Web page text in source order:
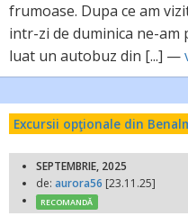
frumoase. Dupa ce am
intr-zi de duminica ne-am
luat un autobuz din [...] —
Excursii opţionale din
SEPTEMBRIE, 2025
de: aurora56 [23.11.25]
RECOMANDĂ